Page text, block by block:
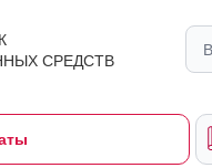
СРЕДСТВ